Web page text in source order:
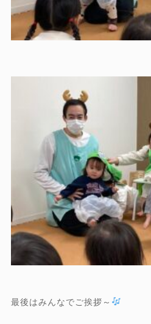
最後はみんなでご挨拶～